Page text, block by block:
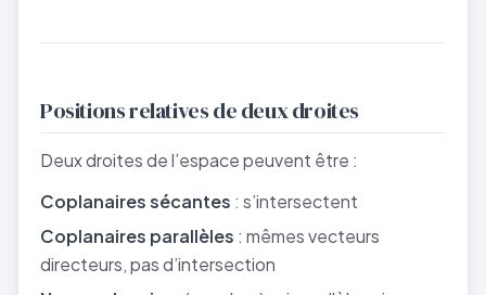
Positions relatives de deux droites
Deux droites de l’espace peuvent être :
Coplanaires sécantes : s’intersectent
Coplanaires parallèles : mêmes vecteurs
directeurs, pas d’intersection